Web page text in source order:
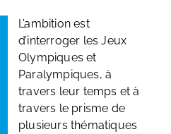
L’ambition est
d’interroger les Jeux
Olympiques et
Paralympiques, à
travers leur temps et à
travers le prisme de
plusieurs thématiques